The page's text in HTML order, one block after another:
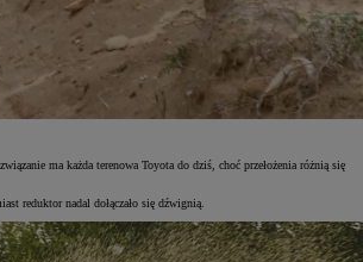
ma każda terenowa Toyota do dziś, choć przełożenia różnią się
reduktor nadal dołączało się dźwignią.